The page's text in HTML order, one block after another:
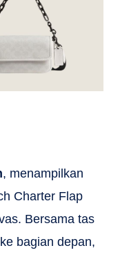
, menampilkan
Charter Flap
Bersama tas
bagian depan,